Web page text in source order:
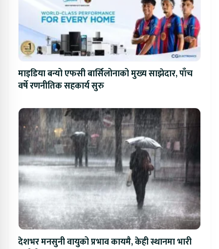
माइडिया बन्यो एफसी बार्सिलोनाको मुख्य साझेदार, पाँच
वर्षे रणनीतिक सहकार्य सुरु
देशभर मनसुनी वायुको प्रभाव कायमै, केही स्थानमा भारी